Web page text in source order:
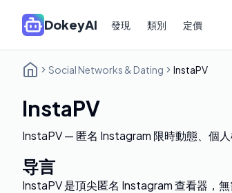
DokeyAI 發現 類別 定價
Social Networks & Dating InstaPV
InstaPV
InstaPV — 匿名 Instagram 限時動態、個
导言
InstaPV 是頂尖匿名 Instagram 查看器，